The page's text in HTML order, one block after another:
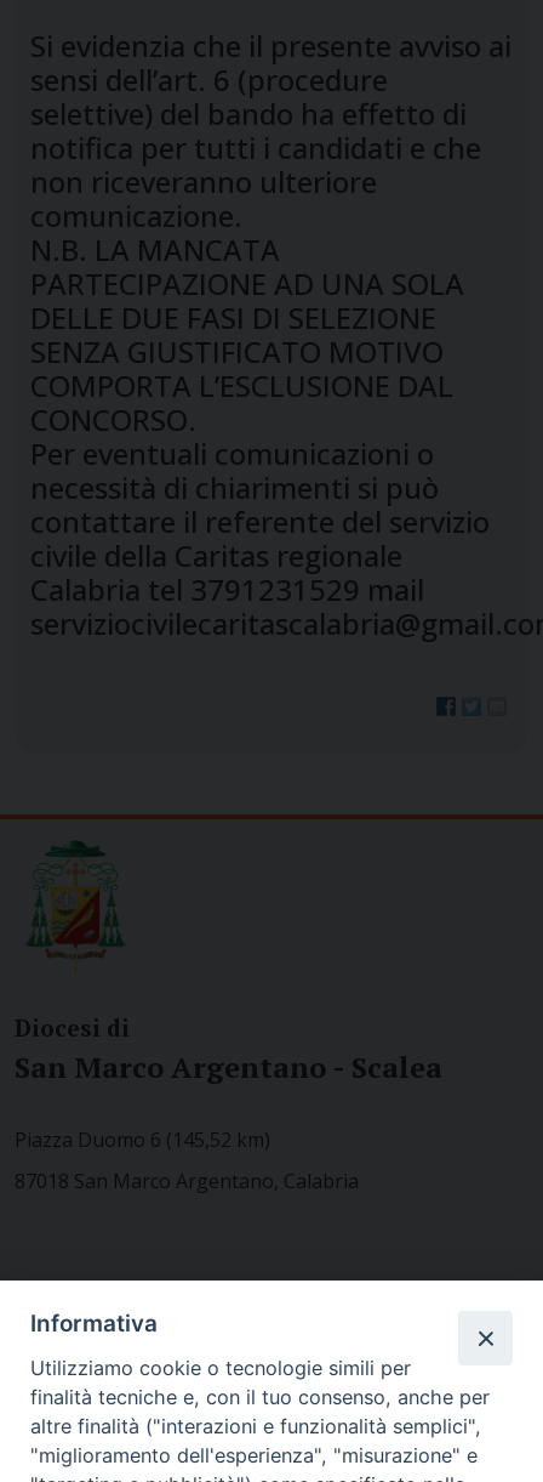
Si evidenzia che il presente avviso ai
sensi dell’art. 6 (procedure
selettive) del bando ha effetto di
notifica per tutti i candidati e che
non riceveranno ulteriore
comunicazione.
N.B. LA MANCATA
PARTECIPAZIONE AD UNA SOLA
DELLE DUE FASI DI SELEZIONE
SENZA GIUSTIFICATO MOTIVO
COMPORTA L’ESCLUSIONE DAL
CONCORSO.
Per eventuali comunicazioni o
necessità di chiarimenti si può
contattare il referente del servizio
civile della Caritas regionale
Calabria tel 3791231529 mail
Diocesi di
San Marco Argentano - Scalea
Piazza Duomo 6 (145,52 km)
87018 San Marco Argentano, Calabria
MODULISTICA
Informativa
Utilizziamo cookie o tecnologie simili per
finalità tecniche e, con il tuo consenso, anche per
altre finalità ("interazioni e funzionalità semplici",
"miglioramento dell'esperienza", "misurazione" e